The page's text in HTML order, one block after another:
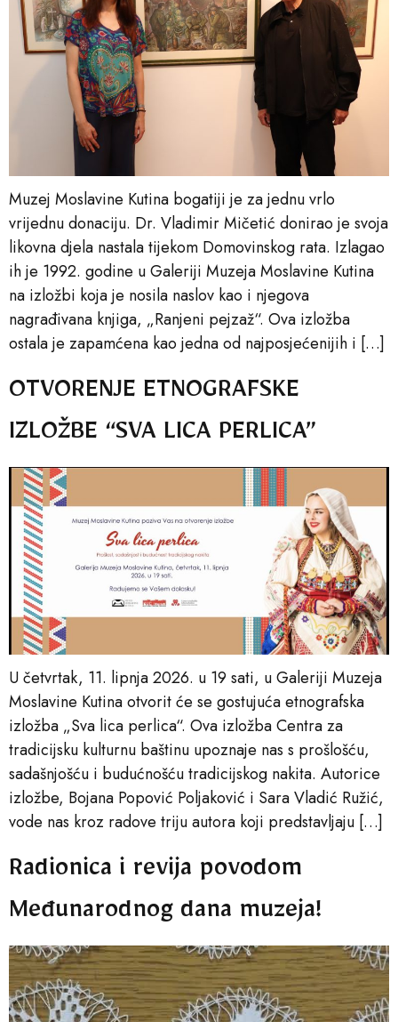
Muzej Moslavine Kutina bogatiji je za jednu vrlo
vrijednu donaciju. Dr. Vladimir Mičetić donirao je svoja
likovna djela nastala tijekom Domovinskog rata. Izlagao
ih je 1992. godine u Galeriji Muzeja Moslavine Kutina
na izložbi koja je nosila naslov kao i njegova
nagrađivana knjiga, „Ranjeni pejzaž“. Ova izložba
ostala je zapamćena kao jedna od najposjećenijih i […]
OTVORENJE ETNOGRAFSKE
IZLOŽBE “SVA LICA PERLICA”
U četvrtak, 11. lipnja 2026. u 19 sati, u Galeriji Muzeja
Moslavine Kutina otvorit će se gostujuća etnografska
izložba „Sva lica perlica“. Ova izložba Centra za
tradicijsku kulturnu baštinu upoznaje nas s prošlošću,
sadašnjošću i budućnošću tradicijskog nakita. Autorice
izložbe, Bojana Popović Poljaković i Sara Vladić Ružić,
vode nas kroz radove triju autora koji predstavljaju […]
Radionica i revija povodom
Međunarodnog dana muzeja!